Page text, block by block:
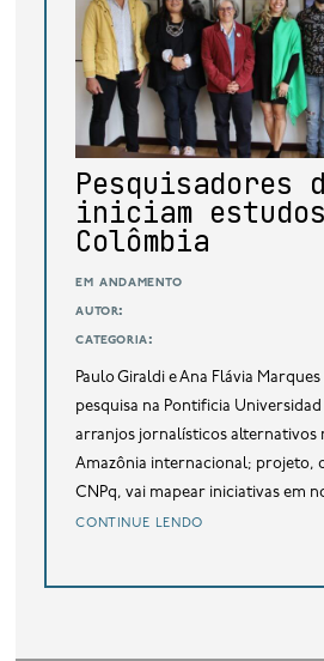
base de
publicações na
Pesquisadores
iniciam
Colômbia
em andamento
autor:
categoria:
Paulo Giraldi e Ana Flávia
pesquisa na Pontificia
arranjos jornalísticos alternativos
Amazônia internacional; projeto,
CNPq, vai mapear iniciativas em
continue lendo